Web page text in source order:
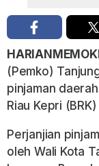
(Pemko)
pinjaman
Riau Kepri
Perjanjian
oleh Wali Kota